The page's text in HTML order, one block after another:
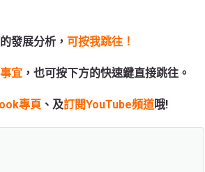
發展分析， 可按我跳往！
宜 ，也可按下方的快速鍵直接跳往。
專頁 、及訂閱YouTube頻道哦!